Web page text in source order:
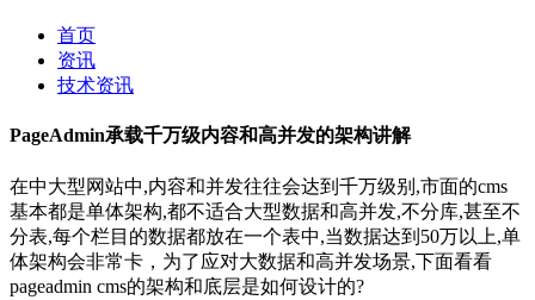
首页
资讯
技术资讯
PageAdmin承载千万级内容和高并发的架构讲解
在中大型网站中,内容和并发往往会达到千万级别,市面的cms
基本都是单体架构,都不适合大型数据和高并发,不分库,甚至不
分表,每个栏目的数据都放在一个表中,当数据达到50万以上,单
体架构会非常卡，为了应对大数据和高并发场景,下面看看
pageadmin cms的架构和底层是如何设计的?